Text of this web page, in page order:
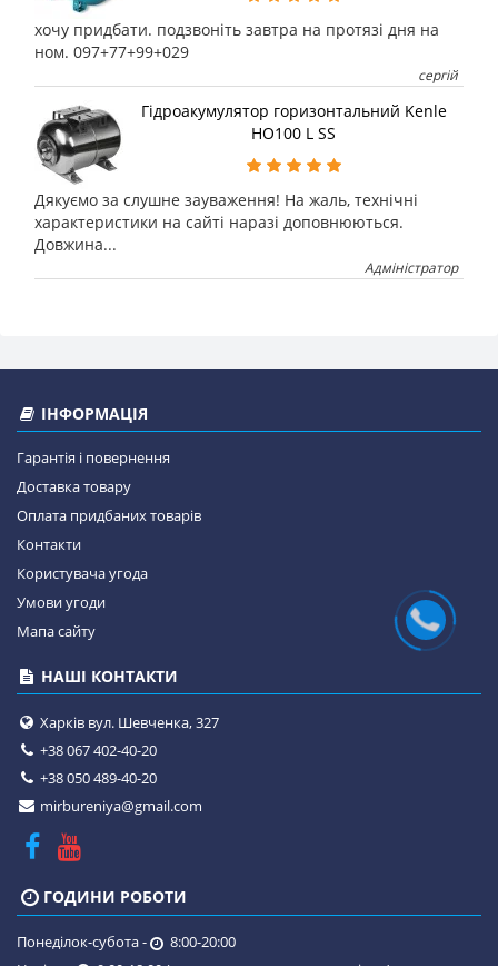
хочу придбати. подзвоніть завтра на протязі дня на
ном. 097+77+99+029
сергій
Гідроакумулятор горизонтальний Kenle
HO100 L SS
Дякуємо за слушне зауваження! На жаль, технічні
характеристики на сайті наразі доповнюються.
Довжина...
Адміністратор
ІНФОРМАЦІЯ
Гарантія і повернення
Доставка товару
Оплата придбаних товарів
Контакти
Користувача угода
Умови угоди
Мапа сайту
НАШІ КОНТАКТИ
Харків вул. Шевченка, 327
+38 067 402-40-20
+38 050 489-40-20
mirbureniya@gmail.com
ГОДИНИ РОБОТИ
Понеділок-субота -
8:00-20:00